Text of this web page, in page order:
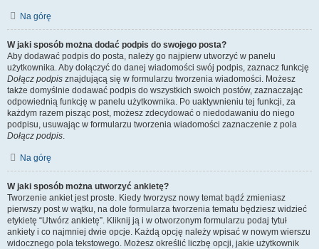
Na górę
W jaki sposób można dodać podpis do swojego posta?
Aby dodawać podpis do posta, należy go najpierw utworzyć w panelu
użytkownika. Aby dołączyć do danej wiadomości swój podpis, zaznacz funkcję
Dołącz podpis znajdującą się w formularzu tworzenia wiadomości. Możesz
także domyślnie dodawać podpis do wszystkich swoich postów, zaznaczając
odpowiednią funkcję w panelu użytkownika. Po uaktywnieniu tej funkcji, za
każdym razem pisząc post, możesz zdecydować o niedodawaniu do niego
podpisu, usuwając w formularzu tworzenia wiadomości zaznaczenie z pola
Dołącz podpis.
Na górę
W jaki sposób można utworzyć ankietę?
Tworzenie ankiet jest proste. Kiedy tworzysz nowy temat bądź zmieniasz
pierwszy post w wątku, na dole formularza tworzenia tematu będziesz widzieć
etykietę “Utwórz ankietę”. Kliknij ją i w otworzonym formularzu podaj tytuł
ankiety i co najmniej dwie opcje. Każdą opcję należy wpisać w nowym wierszu
widocznego pola tekstowego. Możesz określić liczbę opcji, jakie użytkownik